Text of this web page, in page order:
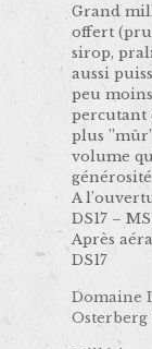
Grand
offert
sirop,
aussi
peu moins
percutant
plus
volume
A
DS17 –
Après
DS17
Domaine
Osterberg